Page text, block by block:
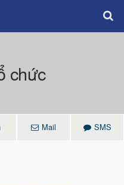
chức
Mail SMS